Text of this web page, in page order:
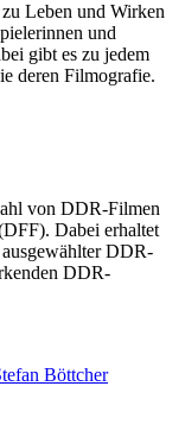
Leben und Wirken
und
gibt es zu jedem
deren Filmografie.
von DDR-Filmen
Dabei erhaltet
DDR-
DDR-
Böttcher